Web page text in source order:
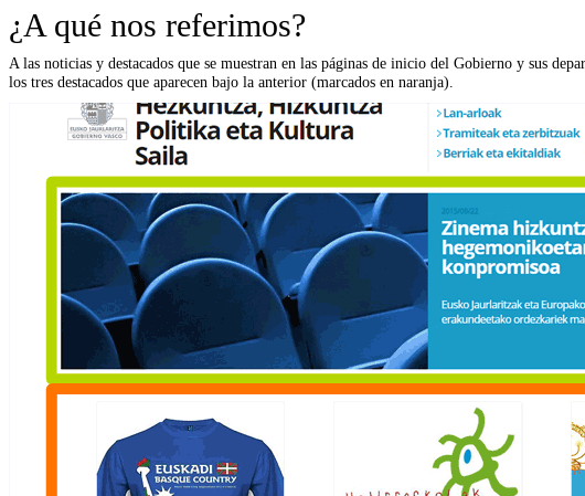
¿A qué nos referimos?
A las noticias y destacados que se muestran en las páginas de inicio del Gobierno y sus
los tres destacados que aparecen bajo la anterior (marcados en naranja).